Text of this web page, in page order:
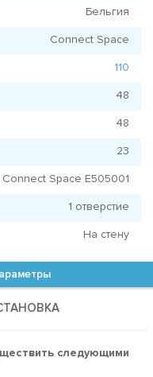
Бельгия
Connect Space
110
48
48
23
Connect Space E505001
1 отверстие
На стену
следующими